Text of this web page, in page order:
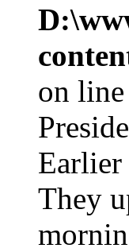
on line
Earlier
They